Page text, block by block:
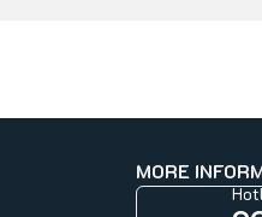
MORE